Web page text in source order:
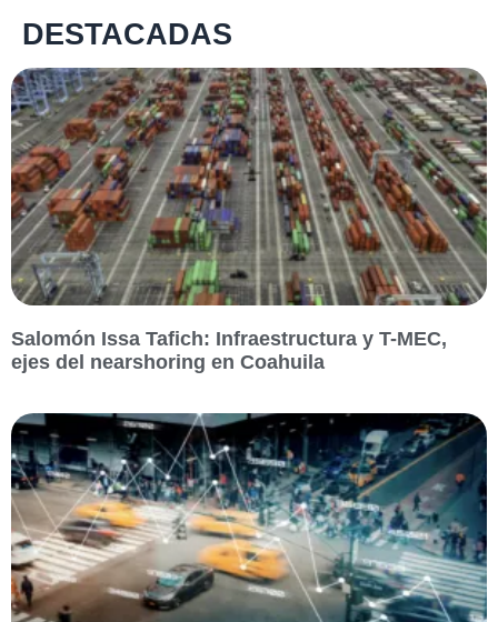
DESTACADAS
Salomón Issa Tafich: Infraestructura y T-MEC,
ejes del nearshoring en Coahuila